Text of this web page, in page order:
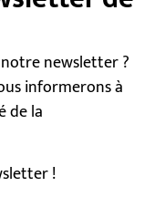
r
e
ss
newsletter ?
informerons à
de la
!